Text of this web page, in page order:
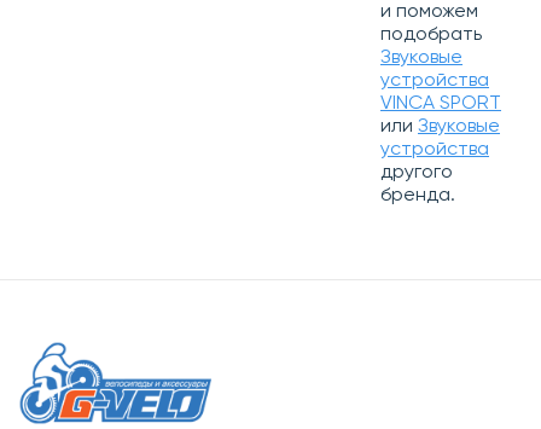
и поможем
подобрать
Звуковые
устройства
VINCA SPORT
или Звуковые
устройства
другого
бренда.